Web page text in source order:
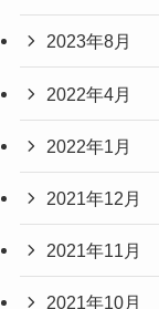
2023年8月
2022年4月
2022年1月
2021年12月
2021年11月
2021年10月